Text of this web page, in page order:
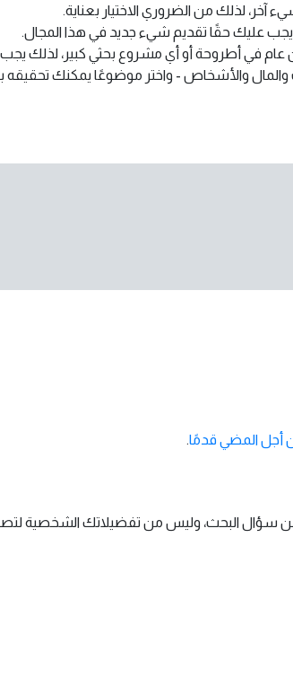
لذلك من الضروري الاختيار بعناية.
عليك حقًا تقديم شيء جديد في هذا المجال.
في أطروحة أو أي مشروع بحثي كبير، لذلك
والمال والأشخاص - واختر موضوعًا يمكنك
أجل المضي قدمًا.
سؤال البحث، وليس من تفضيلاتك الشخصية لتصميم